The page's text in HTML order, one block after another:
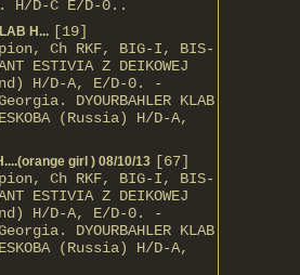
H/D-С E/D-0..
Н... [19]
Ch RKF, BIG-I, BIS-
ESTIVIA Z DEIKOWEJ
H/D-A, E/D-0. -
DYOURBAHLER KLAB
(Russia) H/D-A,
girl ) 08/10/13 [67]
Ch RKF, BIG-I, BIS-
ESTIVIA Z DEIKOWEJ
H/D-A, E/D-0. -
DYOURBAHLER KLAB
(Russia) H/D-A,